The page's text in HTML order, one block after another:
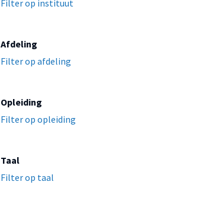
Filter op instituut
Afdeling
Filter op afdeling
Opleiding
Filter op opleiding
Taal
Filter op taal